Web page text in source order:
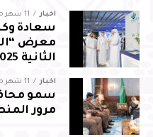
أخبار 11 شهر ago
سعادة
معرض
الثانية 2025
أخبار 11 شهر ago
سمو
مرور